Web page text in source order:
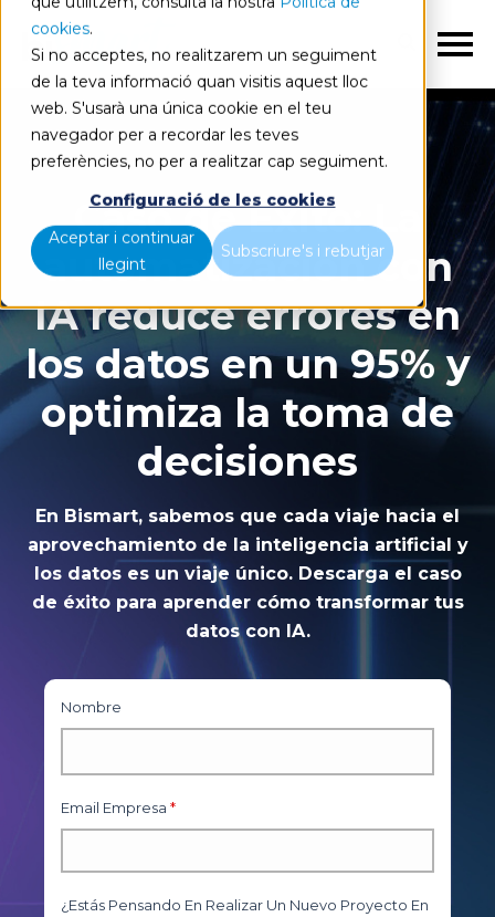
cookies.
Si no acceptes, no realitzarem un seguiment
de la teva informació quan visitis aquest lloc
web. S'usarà una única cookie en el teu
navegador per a recordar les teves
preferències, no per a realitzar cap seguiment.
Configuració de les cookies
Aceptar i continuar
llegint
Subscriure's i rebutjar
Caso de Éxito: La
automatización con
IA reduce errores en
los datos en un 95% y
optimiza la toma de
decisiones
En Bismart, sabemos que cada viaje hacia el
aprovechamiento de la inteligencia artificial y
los datos es un viaje único. Descarga el caso
de éxito para aprender cómo transformar tus
datos con IA.
Nombre
Email Empresa *
¿Estás Pensando En Realizar Un Nuevo Proyecto En